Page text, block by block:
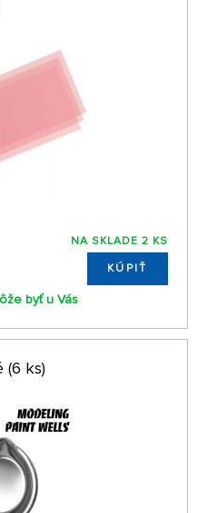
NA SKLADE 2 KS
KÚPIŤ
byť u Vás
(6 ks)